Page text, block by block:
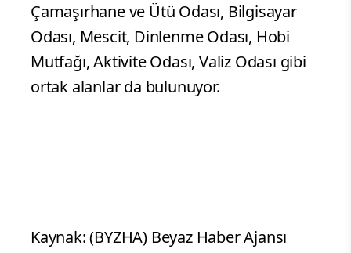
Çamaşırhane ve Ütü Odası, Bilgisayar
Odası, Mescit, Dinlenme Odası, Hobi
Mutfağı, Aktivite Odası, Valiz Odası gibi
ortak alanlar da bulunuyor.
Kaynak: (BYZHA) Beyaz Haber Ajansı